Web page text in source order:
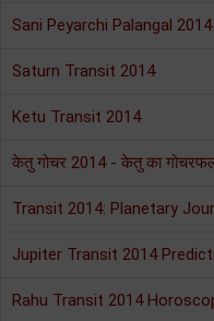
Sani Peyarchi Palangal 2014
Saturn Transit 2014
Ketu Transit 2014
केतु गोचर 2014 - केतु का
Transit 2014: Planetary
Jupiter Transit 2014
Rahu Transit 2014